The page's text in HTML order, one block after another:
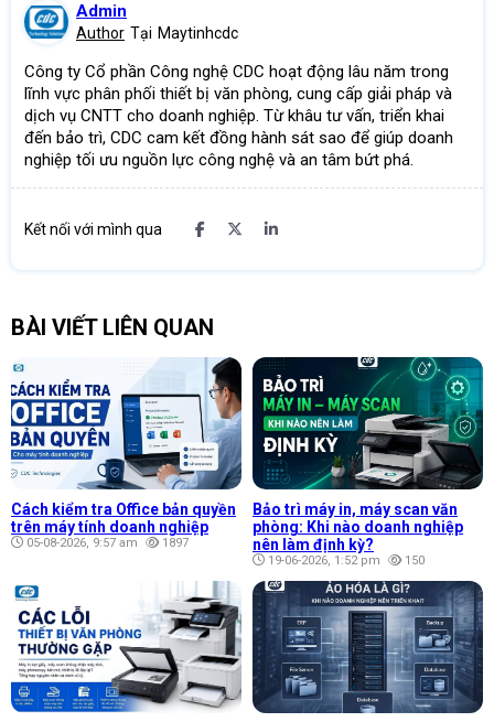
Admin
Author Tại Maytinhcdc
Công ty Cổ phần Công nghệ CDC hoạt động lâu năm trong
lĩnh vực phân phối thiết bị văn phòng, cung cấp giải pháp và
dịch vụ CNTT cho doanh nghiệp. Từ khâu tư vấn, triển khai
đến bảo trì, CDC cam kết đồng hành sát sao để giúp doanh
nghiệp tối ưu nguồn lực công nghệ và an tâm bứt phá.
Kết nối với mình qua
BÀI VIẾT LIÊN QUAN
Cách kiểm tra Office bản quyền
trên máy tính doanh nghiệp
05-08-2026, 9:57 am 1897
Bảo trì máy in, máy scan văn
phòng: Khi nào doanh nghiệp
nên làm định kỳ?
19-06-2026, 1:52 pm 150